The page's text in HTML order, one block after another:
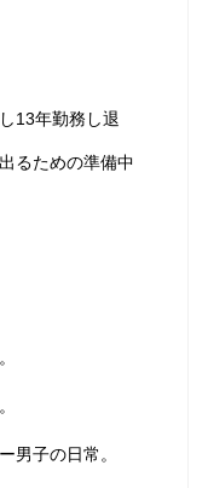
13年勤務し退
るための準備中
男子の日常。